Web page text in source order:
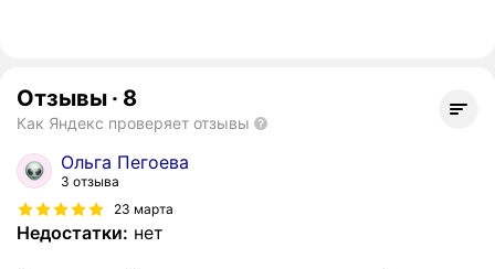
Отзывы · 8
Как Яндекс проверяет отзывы
Ольга Пегоева
3 отзыва
23 марта
Недостатки: нет